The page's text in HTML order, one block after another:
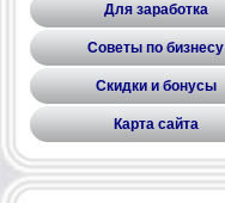
Для заработка
Советы по бизнесу
Скидки и бонусы
Карта сайта